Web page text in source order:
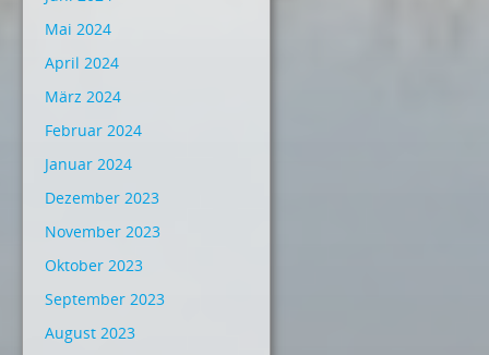
Mai 2024
April 2024
März 2024
Februar 2024
Januar 2024
Dezember 2023
November 2023
Oktober 2023
September 2023
August 2023